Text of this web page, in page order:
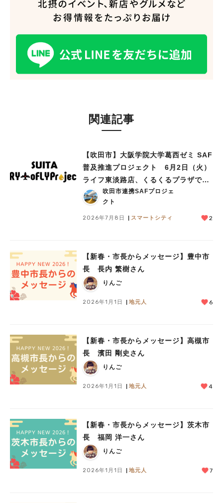
関連記事
【吹田市】大阪学院大学葛西ゼミ SAF
普及推進プロジェクト 6月2日（火）
ライフ東淡路店、くるくるプラザで見
学会を実施吹田市連携SAFプロジェ
クト
2026年7月8日 スマートシティ 2
【新春・市長からメッセージ】豊中市
長 長内 繁樹さん
りんご
2026年1月1日 地元人 6
【新春・市長からメッセージ】高槻市
長 濱田 剛史さん
りんご
2026年1月1日 地元人 4
【新春・市長からメッセージ】茨木市
長 福岡 洋一さん
りんご
2026年1月1日 地元人 7
#今週どこいく？ #自然とふれあう #ランチ#カフェ #まとめ
#教えたい／教えて投稿記事#大阪学院大 商品開発プロジェクト
#あなたはどっち？